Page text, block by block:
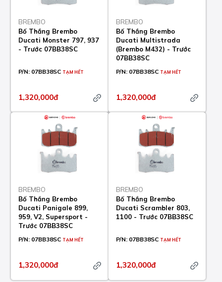
BREMBO
Bố Thắng Brembo
Ducati Monster 797, 937
- Trước 07BB38SC
P/N: 07BB38SC TẠM HẾT
1,320,000đ
BREMBO
Bố Thắng Brembo
Ducati Multistrada
(Brembo M432) - Trước
07BB38SC
P/N: 07BB38SC TẠM HẾT
1,320,000đ
BREMBO
Bố Thắng Brembo
Ducati Panigale 899,
959, V2, Supersport -
Trước 07BB38SC
P/N: 07BB38SC TẠM HẾT
1,320,000đ
BREMBO
Bố Thắng Brembo
Ducati Scrambler 803,
1100 - Trước 07BB38SC
P/N: 07BB38SC TẠM HẾT
1,320,000đ